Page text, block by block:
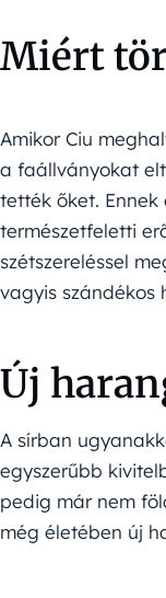
Miért
Amikor Ciu
a faállványokat
tették őket.
természetfeletti
szétszereléssel
vagyis szándékos
Új
A sírban
egyszerűbb
pedig már nem
még életében új